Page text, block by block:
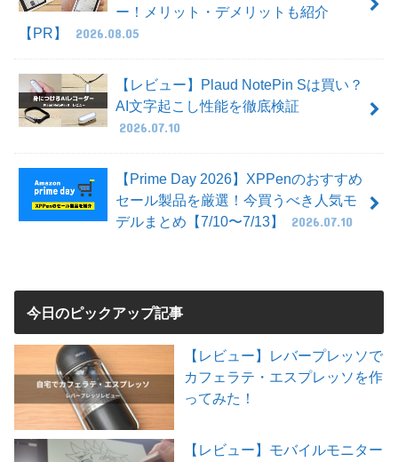
ー！メリット・デメリットも紹介
【PR】
2026.08.05
【レビュー】Plaud NotePin Sは買い？
AI文字起こし性能を徹底検証
2026.07.10
【Prime Day 2026】XPPenのおすすめ
セール製品を厳選！今買うべき人気モ
デルまとめ【7/10〜7/13】
2026.07.10
今日のピックアップ記事
【レビュー】レバープレッソで
カフェラテ・エスプレッソを作
ってみた！
【レビュー】モバイルモニター